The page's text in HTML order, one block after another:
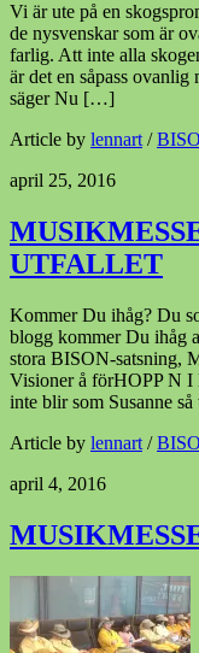
Vi är ute på en
de nysvenskar som är
farlig. Att inte alla
är det en såpass
säger Nu […]
Article by lennart /
april 25, 2016
UTFALLET
Kommer Du ihåg? Du
blogg kommer Du ihåg
stora BISON-satsning,
Visioner å förHOPP N
inte blir som Susanne
Article by lennart /
april 4, 2016